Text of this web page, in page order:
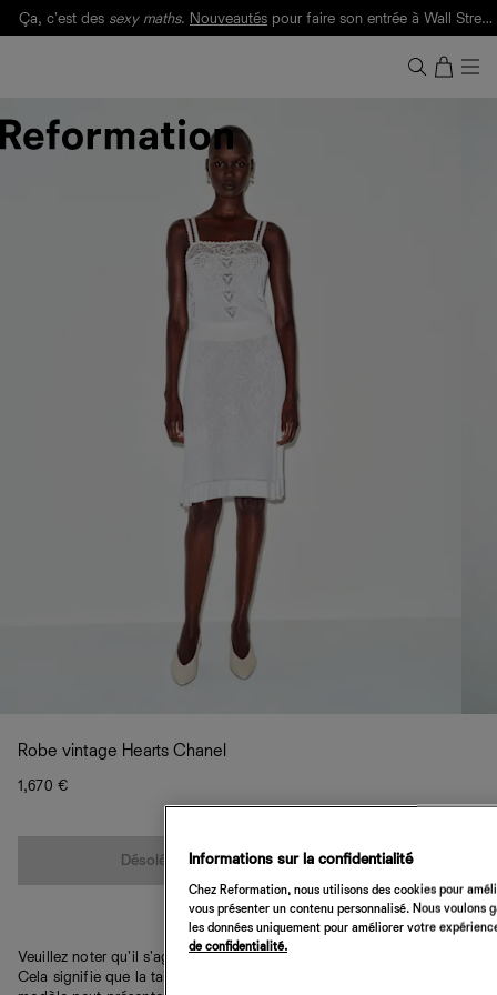
Ça, c'est des sexy maths. Nouveautés pour faire son entrée à Wall Street.
Robe vintage Hearts Chanel
1,670 €
Désolé, cet article n’est pas disponible
Veuillez noter qu'il s'agit d'une pièce vintage unique en son genre.
Cela signifie que la taille et la couleur peuvent varier et que le
Informations sur la confidentialité
Chez Reformation, nous utilisons des cookies pour
vous présenter un contenu personnalisé. Nous
les données uniquement pour améliorer votre
de confidentialité.